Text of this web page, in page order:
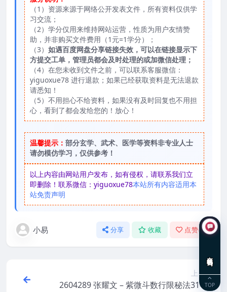
（1）资源来源于网络公开发表文件，所有资料仅供学
习交流；
（2）学分仅用来维持网站运营，性质为用户友情赞
助，并非购买文件费用（1元=1学分）；
（3） 如遇百度网盘分享链接失效，可以在链接显示下
方提交工单，管理员都会及时处理的或加微信处理；
（4）在您未收到文件之前，可以联系客服微信：
yiguoxue78 进行退款；如果已经获取资料是无法退款
请悉知！
（5）不用担心不给资料，如果没有及时回复也不用担
心，看到了都会发给您的！放心！
温馨提示： 部分玄学、武术、医学等资料非专业人士
请勿模仿学习，仅供参考！
以上内容由网站用户发布，如有侵权，请联系我们立
即删除！联系微信：yiguoxue78本站所有内容适用本
站免责声明
小易 分享 收藏 点赞( 0)
上一篇
2604289 张耀文 – 紫微斗数行限秘法314页
TOP